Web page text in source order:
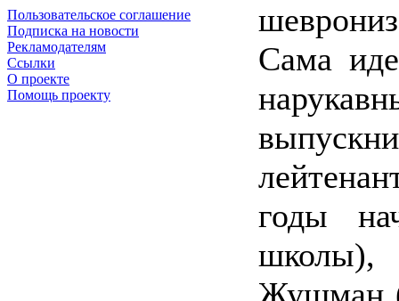
Пользовательское соглашение
Подписка на новости
Рекламодателям
Ссылки
О проекте
Помощь проекту
Сама
годы
школы),